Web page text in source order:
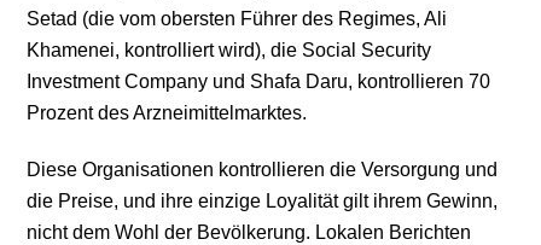
Setad (die vom obersten Führer des Regimes, Ali
Khamenei, kontrolliert wird), die Social Security
Investment Company und Shafa Daru, kontrollieren 70
Prozent des Arzneimittelmarktes.
Diese Organisationen kontrollieren die Versorgung und
die Preise, und ihre einzige Loyalität gilt ihrem Gewinn,
nicht dem Wohl der Bevölkerung. Lokalen Berichten